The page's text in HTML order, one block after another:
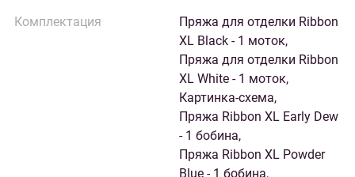
Комплектация
Пряжа для отделки Ribbon
XL Black - 1 моток,
Пряжа для отделки Ribbon
XL White - 1 моток,
Картинка-схема,
Пряжа Ribbon XL Early Dew
- 1 бобина,
Пряжа Ribbon XL Powder
Blue - 1 бобина,